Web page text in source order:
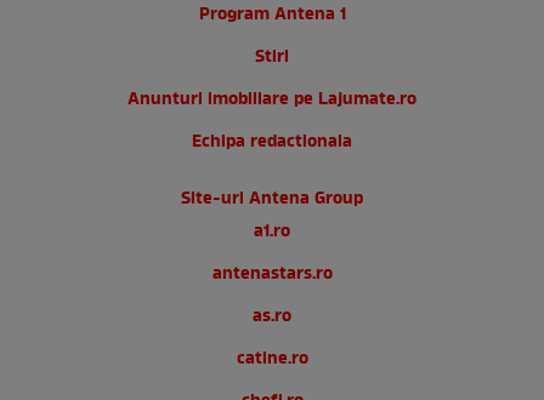
Program Antena 1
Stiri
Anunturi imobiliare pe Lajumate.ro
Echipa redactionala
Site-uri Antena Group
a1.ro
antenastars.ro
as.ro
catine.ro